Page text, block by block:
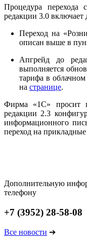
Процедура
редакции 3.0 включает
Переход на
описан выше в
Апгрейд до
выполняется
тарифа в
на странице.
Фирма «1С» просит
редакции 2.3
информационного
переход на
Дополнительную
телефону
+7 (3952) 28-58-08
Все новости ➔